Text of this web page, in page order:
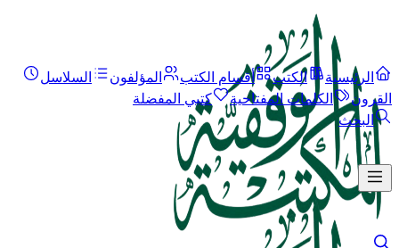
الرئيسية الكتب أقسام الكتب المؤلفون
السلاسل
القرون
الكلمات المفتاحية
كتبي المفضلة
البحث